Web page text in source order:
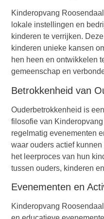
Kinderopvang
lokale instellingen en
kinderen te verrijken.
kinderen unieke kansen
hen heen en ontwikkelen
gemeenschap en
Betrokkenheid van
Ouderbetrokkenheid is
filosofie van
regelmatig evenementen
waar ouders actief
het leerproces van hun
tussen ouders, kinderen
Evenementen en
Kinderopvang